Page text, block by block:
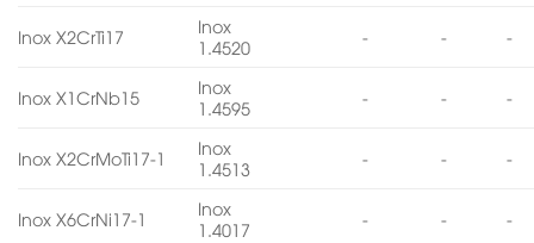
Inox X2CrTi17
Inox
1.4520
- - -
Inox X1CrNb15
Inox
1.4595
- - -
Inox X2CrMoTi17-1
Inox
1.4513
- - -
Inox X6CrNi17-1
Inox
1.4017
- - -